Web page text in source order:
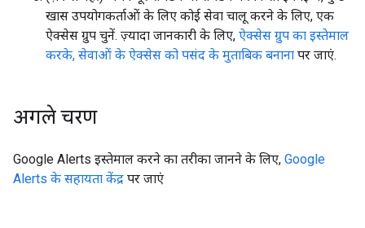
खास उपयोगकर्ताओं के लिए कोई सेवा चालू करने के लिए, एक
ऐक्सेस ग्रुप चुनें. ज़्यादा जानकारी के लिए, ऐक्सेस ग्रुप का इस्तेमाल
करके, सेवाओं के ऐक्सेस को पसंद के मुताबिक बनाना पर जाएं.
अगले चरण
Google Alerts इस्तेमाल करने का तरीका जानने के लिए, Google
Alerts के सहायता केंद्र पर जाएं